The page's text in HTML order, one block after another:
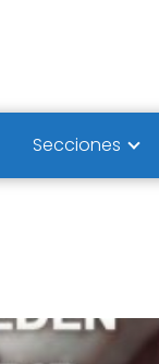
Secciones